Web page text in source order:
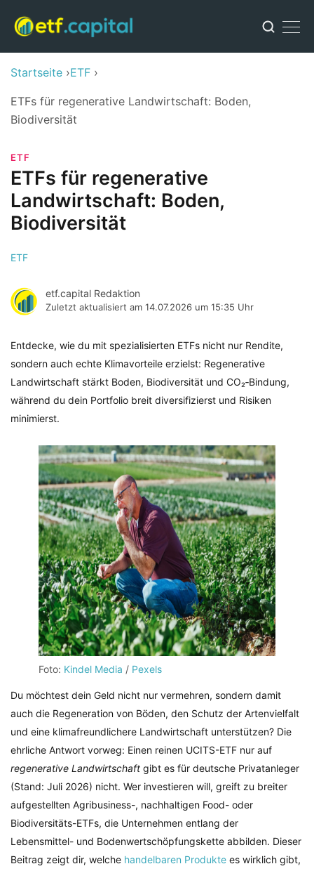
Startseite ETF
ETFs für regenerative Landwirtschaft: Boden,
Biodiversität
ETF
ETFs für regenerative
Landwirtschaft: Boden,
Biodiversität
ETF
etf.capital Redaktion
Zuletzt aktualisiert am 14.07.2026 um 15:35 Uhr
Entdecke, wie du mit spezialisierten ETFs nicht nur Rendite,
sondern auch echte Klimavorteile erzielst: Regenerative
Landwirtschaft stärkt Boden, Biodiversität und CO₂‑Bindung,
während du dein Portfolio breit diversifizierst und Risiken
minimierst.
Foto: Kindel Media / Pexels
Du möchtest dein Geld nicht nur vermehren, sondern damit
auch die Regeneration von Böden, den Schutz der Artenvielfalt
und eine klimafreundlichere Landwirtschaft unterstützen? Die
ehrliche Antwort vorweg: Einen reinen UCITS-ETF nur auf
regenerative Landwirtschaft gibt es für deutsche Privatanleger
(Stand: Juli 2026) nicht. Wer investieren will, greift zu breiter
aufgestellten Agribusiness-, nachhaltigen Food- oder
Biodiversitäts-ETFs, die Unternehmen entlang der
Lebensmittel- und Bodenwertschöpfungskette abbilden. Dieser
Beitrag zeigt dir, welche handelbaren Produkte es wirklich gibt,